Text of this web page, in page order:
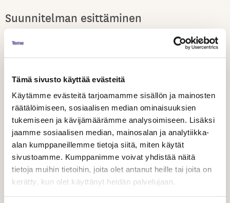
Tämä sivusto käyttää evästeitä
Käytämme evästeitä tarjoamamme sisällön ja mainosten
räätälöimiseen, sosiaalisen median ominaisuuksien
tukemiseen ja kävijämäärämme analysoimiseen. Lisäksi
jaamme sosiaalisen median, mainosalan ja analytiikka-
alan kumppaneillemme tietoja siitä, miten käytät
sivustoamme. Kumppanimme voivat yhdistää näitä
tietoja muihin tietoihin, joita olet antanut heille tai joita on
kerätty, kun olet käyttänyt heidän palvelujaan.
Suunnitelman esittäminen
Valo- ja äänimestari sekä puvustonhoitajan tulee esittää
suunnitelma ja idea pääpiirteittäin yhdessä taiteellisesta
suunnittelusta vastaavien kanssa ennen esityksen
harjoitusten alkamista siten kuin muiltakin
suunnittelijoilta edellytetään. Poikkeuksena ne
produktiot, jossa koko taiteellinen suunnittelu etenee
vasta harjoitusten edetessä.
Palkka/Korvaus